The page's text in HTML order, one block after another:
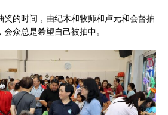
的时间，由纪木和牧师和卢元和会督抽
众总是希望自己被抽中。